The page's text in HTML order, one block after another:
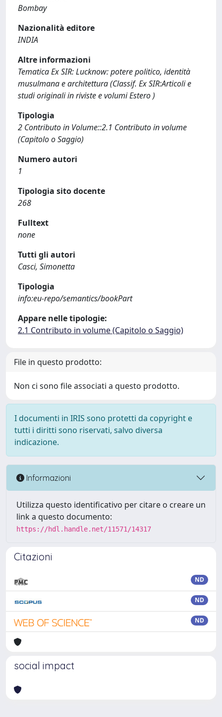
Bombay
Nazionalità editore
INDIA
Altre informazioni
Tematica Ex SIR: Lucknow: potere politico, identità
musulmana e architettura (Classif. Ex SIR:Articoli e
studi originali in riviste e volumi Estero )
Tipologia
2 Contributo in Volume::2.1 Contributo in volume
(Capitolo o Saggio)
Numero autori
1
Tipologia sito docente
268
Fulltext
none
Tutti gli autori
Casci, Simonetta
Tipologia
info:eu-repo/semantics/bookPart
Appare nelle tipologie:
2.1 Contributo in volume (Capitolo o Saggio)
File in questo prodotto:
Non ci sono file associati a questo prodotto.
I documenti in IRIS sono protetti da copyright e
tutti i diritti sono riservati, salvo diversa
indicazione.
Informazioni
Utilizza questo identificativo per citare o creare un
link a questo documento:
https://hdl.handle.net/11571/14317
Citazioni
ND
ND
ND
social impact